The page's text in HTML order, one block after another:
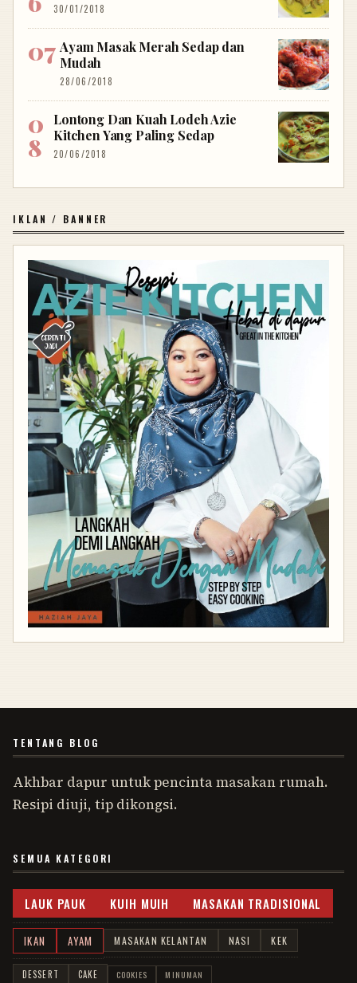
30/01/2018
Ayam Masak Merah Sedap dan
Mudah
28/06/2018
Lontong Dan Kuah Lodeh Azie
Kitchen Yang Paling Sedap
20/06/2018
IKLAN / BANNER
TENTANG BLOG
Akhbar dapur untuk pencinta masakan rumah.
Resipi diuji, tip dikongsi.
SEMUA KATEGORI
LAUK PAUK KUIH MUIH MASAKAN TRADISIONAL
IKAN AYAM MASAKAN KELANTAN NASI KEK
DESSERT CAKE COOKIES MINUMAN